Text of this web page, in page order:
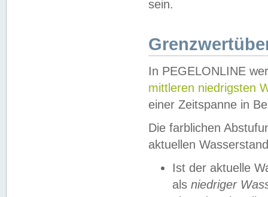
sein.
In PEGELONLINE
mittleren niedrigsten
einer Zeitspanne in
Die farblichen
aktuellen
Ist der aktuelle
als niedriger